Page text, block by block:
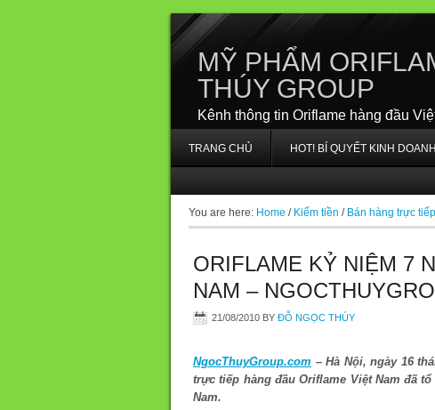
MỸ PHẨM
THÚY GROUP
Kênh thông tin Oriflame hàng đầu
TRANG CHỦ HOT! BÍ QUYẾT KINH
You are here: Home / Kiếm tiền / Bán hàng trực tiếp
ORIFLAME KỶ NIỆM 7
NAM –
21/08/2010 BY ĐỖ NGỌC THÚY
NgocThuyGroup.com – Hà Nội, ngày 16
trực tiếp hàng đầu Oriflame Việt Nam đã
Nam.